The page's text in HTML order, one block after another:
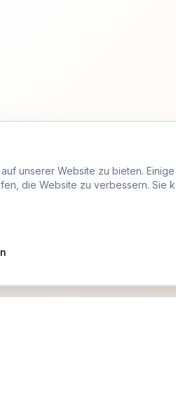
unserer Website zu bieten.
die Website zu verbessern. Sie